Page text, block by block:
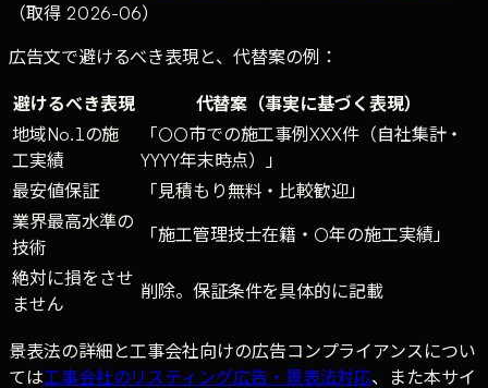
（取得 2026-06）
広告文で避けるべき表現と、代替案の例：
避けるべき表現
代替案（事実に基づく表現）
地域No.1の施
工実績
「○○市での施工事例XXX件（自社集計・
YYYY年末時点）」
最安値保証
「見積もり無料・比較歓迎」
業界最高水準の
技術
「施工管理技士在籍・○年の施工実績」
絶対に損をさせ
ません
削除。保証条件を具体的に記載
景表法の詳細と工事会社向けの広告コンプライアンスについ
ては工事会社のリスティング広告・景表法対応、また本サイ